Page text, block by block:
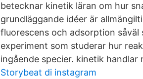
betecknar kinetik läran om hur
grundläggande idéer är
fluorescens och adsorption
experiment som studerar hur
ingående specier. kinetik
Storybeat di instagram